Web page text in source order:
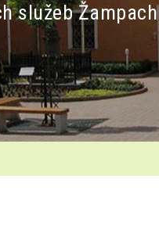
služeb Žampach